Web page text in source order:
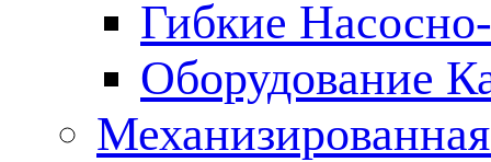
Гибкие
Оборудование